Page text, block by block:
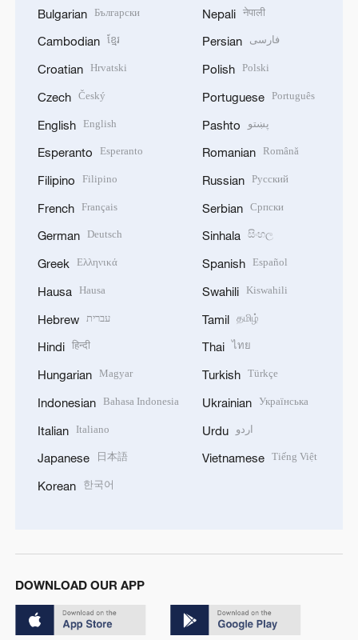
Bulgarian Български
Cambodian ខ្មែរ
Croatian Hrvatski
Czech Český
English English
Esperanto Esperanto
Filipino Filipino
French Français
German Deutsch
Greek Ελληνικά
Hausa Hausa
Hebrew עברית
Hindi हिन्दी
Hungarian Magyar
Indonesian Bahasa Indonesia
Italian Italiano
Japanese 日本語
Korean 한국어
Nepali नेपाली
Persian فارسی
Polish Polski
Portuguese Português
Pashto پښتو
Romanian Română
Russian Русский
Serbian Српски
Sinhala සිංහල
Spanish Español
Swahili Kiswahili
Tamil தமிழ்
Thai ไทย
Turkish Türkçe
Ukrainian Українська
Urdu اردو
Vietnamese Tiếng Việt
DOWNLOAD OUR APP